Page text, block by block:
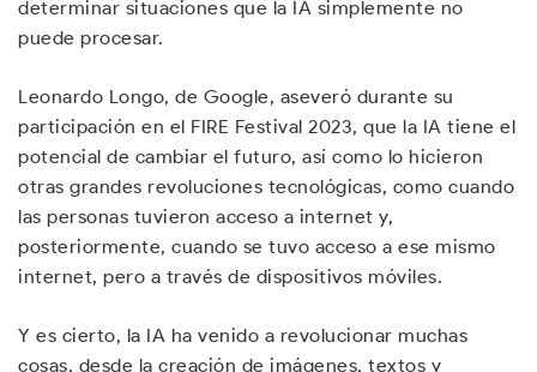
determinar situaciones que la IA simplemente no
puede procesar.
Leonardo Longo, de Google, aseveró durante su
participación en el FIRE Festival 2023, que la IA tiene el
potencial de cambiar el futuro, así como lo hicieron
otras grandes revoluciones tecnológicas, como cuando
las personas tuvieron acceso a internet y,
posteriormente, cuando se tuvo acceso a ese mismo
internet, pero a través de dispositivos móviles.
Y es cierto, la IA ha venido a revolucionar muchas
cosas, desde la creación de imágenes, textos y